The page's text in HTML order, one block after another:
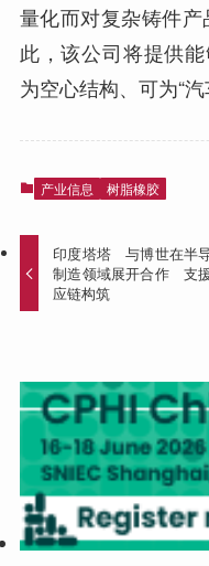
量化而对复杂铸件
此，该公司将提供
为空心结构、可为“汽
产业信息 树脂橡胶
印度塔塔 与博世在半
制造领域展开合作 支
应链构筑